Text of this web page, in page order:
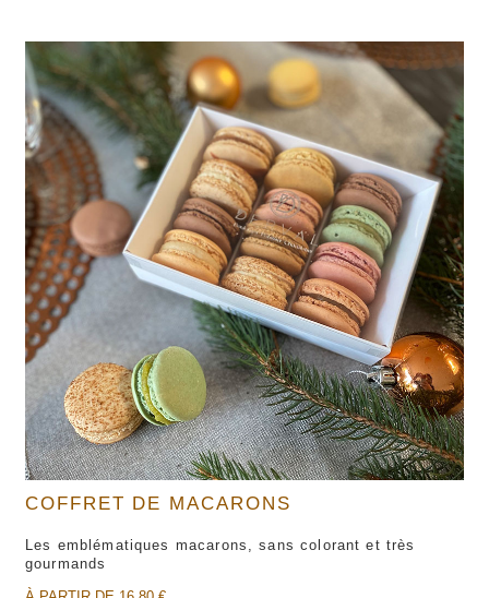
COFFRET DE MACARONS
Les emblématiques macarons, sans colorant et très
gourmands